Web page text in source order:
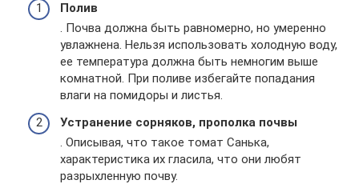
Полив
. Почва должна быть равномерно, но умеренно
увлажнена. Нельзя использовать холодную воду,
ее температура должна быть немногим выше
комнатной. При поливе избегайте попадания
влаги на помидоры и листья.
Устранение сорняков, прополка почвы
. Описывая, что такое томат Санька,
характеристика их гласила, что они любят
разрыхленную почву.